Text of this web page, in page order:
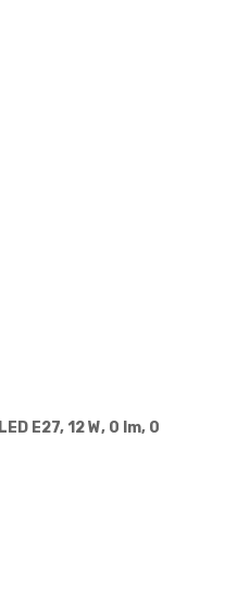
LED E27, 12 W, 0 lm, 0